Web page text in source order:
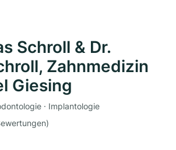
Schroll & Dr.
Zahnmedizin
Giesing
· Implantologie